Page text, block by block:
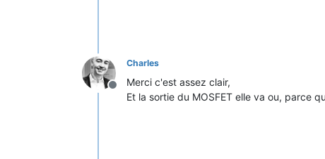
Offline
Charles
Merci c'est assez clair,
Et la sortie du MOSFET elle va ou, parce